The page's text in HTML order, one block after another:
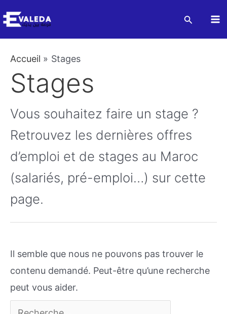
au
contenu
Accueil Stages
Stages
Vous souhaitez faire un stage ?
Retrouvez les dernières offres
d’emploi et de stages au Maroc
(salariés, pré-emploi…) sur cette
page.
Il semble que nous ne pouvons pas trouver le
contenu demandé. Peut-être qu’une recherche
peut vous aider.
Rechercher :